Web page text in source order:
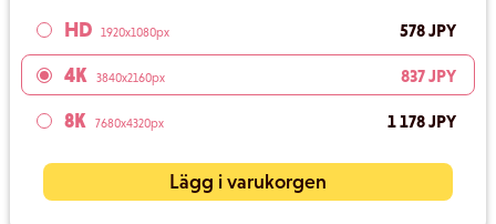
HD 1920x1080px 578 JPY
4K 3840x2160px 837 JPY
8K 7680x4320px 1 178 JPY
Lägg i varukorgen